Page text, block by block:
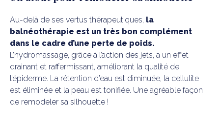
Au-delà de ses vertus thérapeutiques, la
balnéothérapie est un très bon complément
dans le cadre d’une perte de poids.
L’hydromassage, grâce à l’action des jets, a un effet
drainant et raffermissant, améliorant la qualité de
l’épiderme. La rétention d’eau est diminuée, la cellulite
est éliminée et la peau est tonifiée. Une agréable façon
de remodeler sa silhouette !